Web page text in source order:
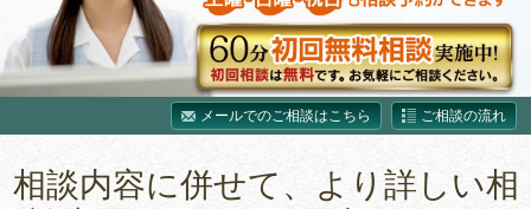
メールでのご相談はこちら ご相談の流れ
相談内容に併せて、より詳しい相